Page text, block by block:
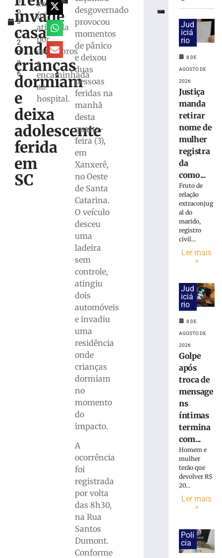
o
3
,
2
0
2
6
invade
casa
onde
crianças
dormiam
e
deixa
adolescente
ferida
em
SC
anos
foi
atingida
por
escombros
e
encaminhada
ao
hospital.
desgovernado
provocou
momentos
de pânico
e deixou
duas
pessoas
feridas na
manhã
desta
quarta-
feira (3),
em
Xanxerê,
no Oeste
de Santa
Catarina.
O veículo
desceu
uma
ladeira
sem
controle,
atingiu
dois
automóveis
e invadiu
uma
residência
onde
crianças
dormiam
no
momento
do
impacto.
A
ocorrência
foi
registrada
por volta
das 8h30,
na Rua
Santos
Dumont.
Conforme
exige
transferências
bancárias
carro
apresentar
Homem
tropeça
calçada,
Bento
Homem
preso
quase
Blumenau
Jud
iciá
rio
8 DE
AGOSTO DE
2026
Justiça
manda
retirar
nome de
mulher
registra
da
como...
Fruto de
relação
extraconjug
al do
marido,
registro
civil...
Ler mais
»
Jud
iciá
rio
8 DE
AGOSTO DE
2026
Golpe
após
troca de
mensage
ns
íntimas
termina
com...
Homem e
mulher
terão que
devolver R$
20...
Ler mais
»
Polí
cia